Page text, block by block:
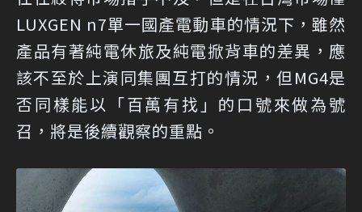
LUXGEN n7單一國產電動車的情況下，雖然
產品有著純電休旅及純電掀背車的差異，應
該不至於上演同集團互打的情況，但MG4是
否同樣能以「百萬有找」的口號來做為號
召，將是後續觀察的重點。